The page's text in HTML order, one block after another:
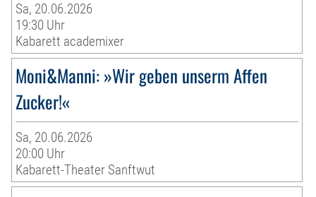
Sa, 20.06.2026
19:30 Uhr
Kabarett academixer
Moni&Manni: »Wir geben unserm Affen
Zucker!«
Sa, 20.06.2026
20:00 Uhr
Kabarett-Theater Sanftwut